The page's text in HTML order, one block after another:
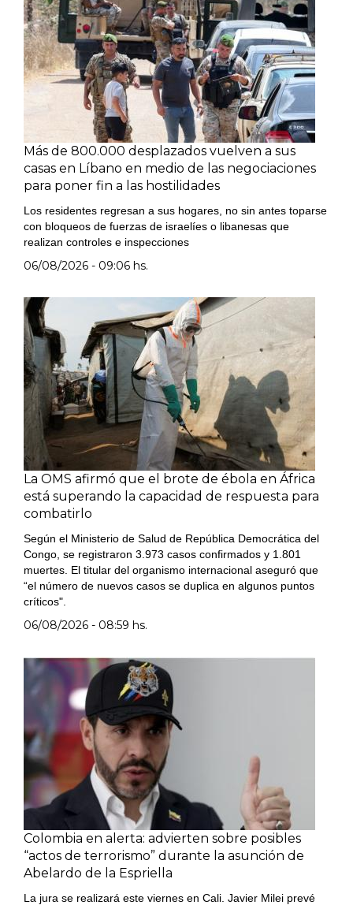
Más de 800.000 desplazados vuelven a sus
casas en Líbano en medio de las negociaciones
para poner fin a las hostilidades
Los residentes regresan a sus hogares, no sin antes toparse
con bloqueos de fuerzas de israelíes o libanesas que
realizan controles e inspecciones
06/08/2026 - 09:06 hs.
La OMS afirmó que el brote de ébola en África
está superando la capacidad de respuesta para
combatirlo
Según el Ministerio de Salud de República Democrática del
Congo, se registraron 3.973 casos confirmados y 1.801
muertes. El titular del organismo internacional aseguró que
“el número de nuevos casos se duplica en algunos puntos
críticos".
06/08/2026 - 08:59 hs.
Colombia en alerta: advierten sobre posibles
“actos de terrorismo” durante la asunción de
Abelardo de la Espriella
La jura se realizará este viernes en Cali. Javier Milei prevé